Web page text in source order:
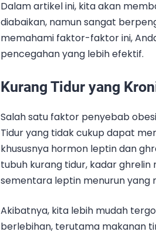
Dalam artikel ini, kita akan
diabaikan, namun sangat
memahami faktor-faktor ini,
pencegahan yang lebih efektif.
Kurang Tidur yang
Salah satu faktor penyebab
Tidur yang tidak cukup dapat
khususnya hormon leptin dan
tubuh kurang tidur, kadar
sementara leptin menurun yang
Akibatnya, kita lebih mudah
berlebihan, terutama makanan